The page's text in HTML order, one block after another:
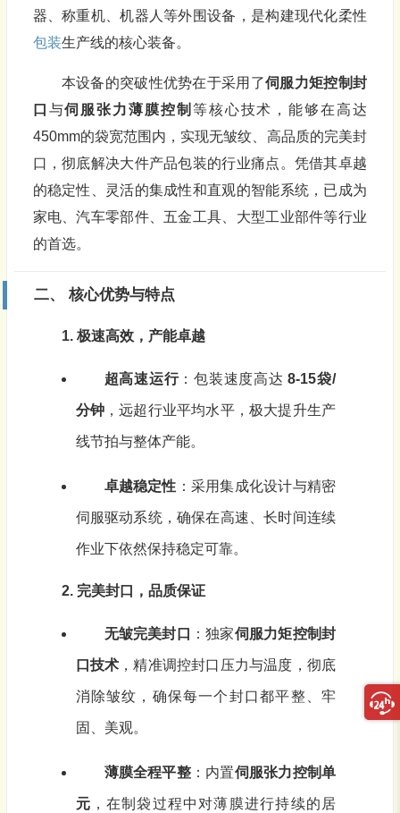
器、称重机、机器人等外围设备，是构建现代化柔性
包装生产线的核心装备。
本设备的突破性优势在于采用了伺服力矩控制封
口 与伺服张力薄膜控制 等核心技术，能够在高达
450mm的袋宽范围内，实现无皱纹、高品质的完美封
口，彻底解决大件产品包装的行业痛点。凭借其卓越
的稳定性、灵活的集成性和直观的智能系统，已成为
家电、汽车零部件、五金工具、大型工业部件等行业
的首选。
二、 核心优势与特点
1. 极速高效，产能卓越
超高速运行：包装速度高达8-15袋/
分钟 ，远超行业平均水平，极大提升生产
线节拍与整体产能。
卓越稳定性 ：采用集成化设计与精密
伺服驱动系统，确保在高速、长时间连续
作业下依然保持稳定可靠。
2. 完美封口，品质保证
无皱完美封口 ：独家伺服力矩控制封
口技术 ，精准调控封口压力与温度，彻底
消除皱纹，确保每一个封口都平整、牢
固、美观。
薄膜全程平整：内置伺服张力控制单
元 ，在制袋过程中对薄膜进行持续的居